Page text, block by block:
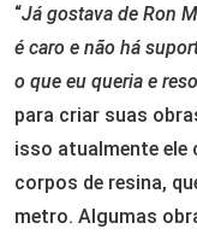
“Já gostava de Ron
é caro e não há
o que eu queria e
para criar suas
isso atualmente ele
corpos de resina,
metro. Algumas